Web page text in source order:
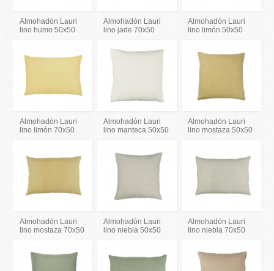
Almohadón Lauri
lino humo 50x50
Almohadón Lauri
lino jade 70x50
Almohadón Lauri
lino limón 50x50
Almohadón Lauri
lino limón 70x50
Almohadón Lauri
lino manteca 50x50
Almohadón Lauri
lino mostaza 50x50
Almohadón Lauri
lino mostaza 70x50
Almohadón Lauri
lino niebla 50x50
Almohadón Lauri
lino niebla 70x50